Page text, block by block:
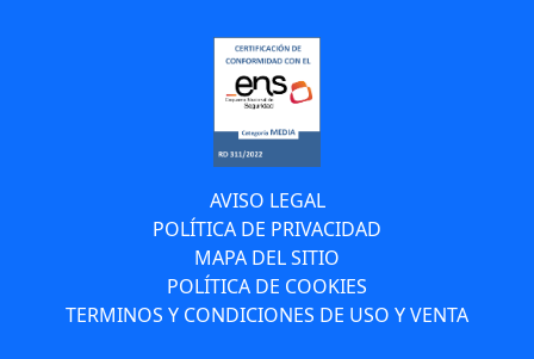
AVISO LEGAL
POLÍTICA DE PRIVACIDAD
MAPA DEL SITIO
POLÍTICA DE COOKIES
TERMINOS Y CONDICIONES DE USO Y VENTA